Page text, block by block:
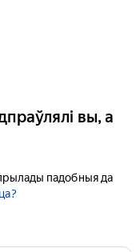
вы, а
падобныя да